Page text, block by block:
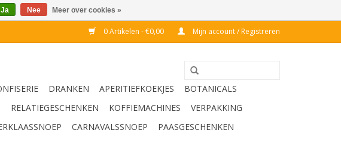
0 Artikelen - €0,00 Mijn account / Registreren
DRANKEN APERITIEFKOEKJES
BOTANICALS
RELATIEGESCHENKEN KOFFIEMACHINES
VERPAKKING
CARNAVALSSNOEP
PAASGESCHENKEN
Ja Nee Meer over cookies »